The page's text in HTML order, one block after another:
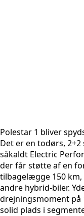
Polestar 1 bliver
Det er en todørs,
såkaldt Electric
der får støtte af en
tilbagelægge 150
andre hybrid-biler.
drejningsmoment på
solid plads i